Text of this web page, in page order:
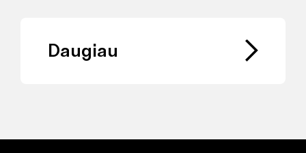
Daugiau